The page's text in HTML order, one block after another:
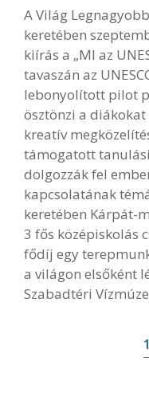
A Világ
keretében
kiírás a „MI az
tavaszán az
lebonyolított pilot
ösztönzi a
kreatív
támogatott
dolgozzák fel
kapcsolatának
keretében Kárpát-
3 fős középiskolás
fődíj egy
a világon elsőként
Szabadtéri
1